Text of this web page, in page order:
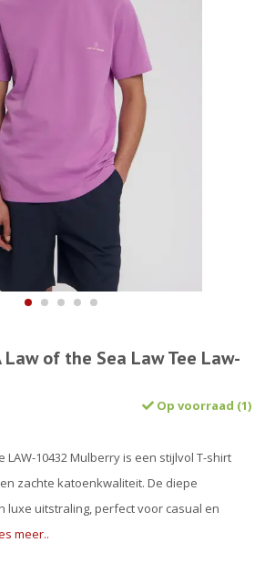
Law of the Sea Law Tee Law-
Op voorraad (1)
LAW-10432 Mulberry is een stijlvol T-shirt
zachte katoenkwaliteit. De diepe
luxe uitstraling, perfect voor casual en
meer..